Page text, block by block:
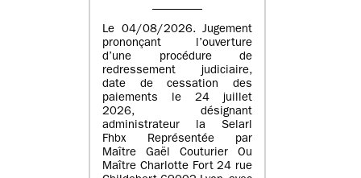
Le 04/08/2026. Jugement
prononçant l’ouverture
d’une procédure de
redressement judiciaire,
date de cessation des
paiements le 24 juillet
2026, désignant
administrateur la Selarl
Fhbx Représentée par
Maître Gaël Couturier Ou
Maître Charlotte Fort 24 rue